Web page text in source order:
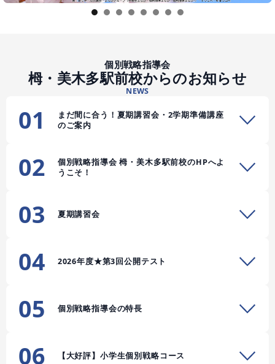
1 2 3 4 5 6 7
個別戦略指導会
栂・美木多駅前校からのお知らせ
NEWS
01
まだ間に合う！夏期講習会・2学期準備講座
のご案内
02
個別戦略指導会 栂・美木多駅前校のHPへよ
うこそ！
03 夏期講習会
04 2026年度★第3回公開テスト
05 個別戦略指導会の特長
06 【大好評】小学生個別戦略コース